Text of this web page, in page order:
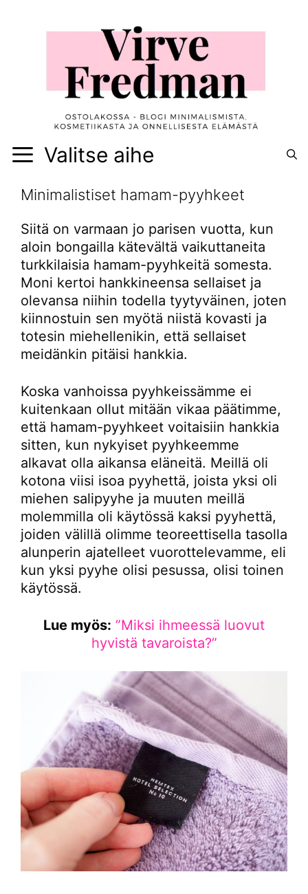
Valitse aihe
Minimalistiset hamam-pyyhkeet
Siitä on varmaan jo parisen vuotta, kun
aloin bongailla kätevältä vaikuttaneita
turkkilaisia hamam-pyyhkeitä somesta.
Moni kertoi hankkineensa sellaiset ja
olevansa niihin todella tyytyväinen, joten
kiinnostuin sen myötä niistä kovasti ja
totesin miehellenikin, että sellaiset
meidänkin pitäisi hankkia.
Koska vanhoissa pyyhkeissämme ei
kuitenkaan ollut mitään vikaa päätimme,
että hamam-pyyhkeet voitaisiin hankkia
sitten, kun nykyiset pyyhkeemme
alkavat olla aikansa eläneitä. Meillä oli
kotona viisi isoa pyyhettä, joista yksi oli
miehen salipyyhe ja muuten meillä
molemmilla oli käytössä kaksi pyyhettä,
joiden välillä olimme teoreettisella tasolla
alunperin ajatelleet vuorottelevamme, eli
kun yksi pyyhe olisi pesussa, olisi toinen
käytössä.
Lue myös: ”Miksi ihmeessä luovut
hyvistä tavaroista?”